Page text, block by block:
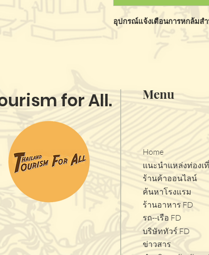
อุปกรณ์แจ้งเตือนการหกล้มสำ
for All. Menu
Home
แนะนำแหล่งท่องเ
ร้านค้าออนไลน์
ค้นหาโรงแรม
ร้านอาหาร FD
รถ--เรือ FD
บริษัททัวร์ FD
ข่าวสาร